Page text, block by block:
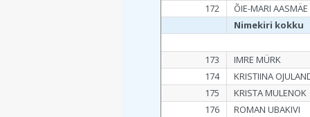
172
ÕIE-MARI AASMÄE
Nimekiri kokku
173
IMRE MÜRK
174
KRISTIINA
175
KRISTA MULENOK
176
ROMAN UBAKIVI